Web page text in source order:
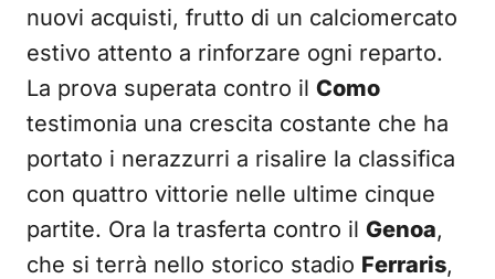
nuovi acquisti, frutto di un calciomercato
estivo attento a rinforzare ogni reparto.
La prova superata contro il Como
testimonia una crescita costante che ha
portato i nerazzurri a risalire la classifica
con quattro vittorie nelle ultime cinque
partite. Ora la trasferta contro il Genoa,
che si terrà nello storico stadio Ferraris,